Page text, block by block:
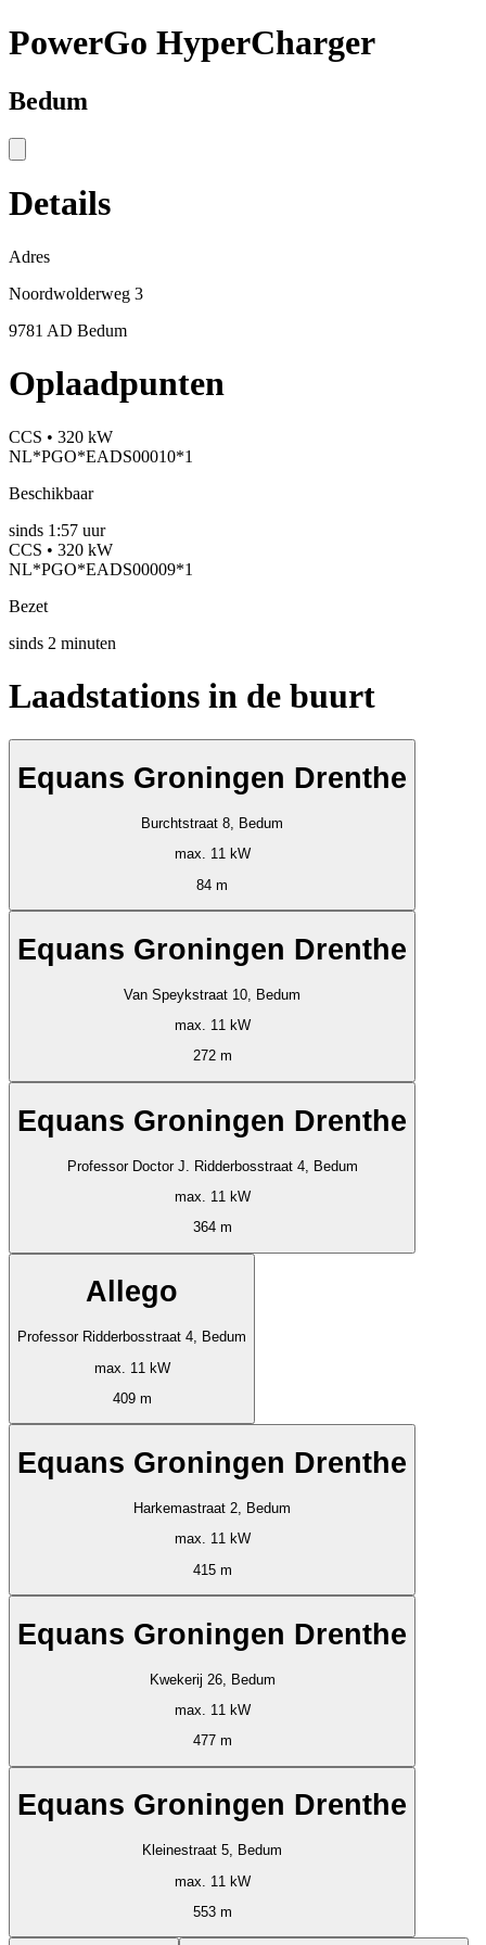
PowerGo HyperCharger
Bedum
Details
Adres
Noordwolderweg 3
9781 AD Bedum
Oplaadpunten
CCS • 320 kW
NL*PGO*EADS00010*1
Beschikbaar
sinds 1:57 uur
CCS • 320 kW
NL*PGO*EADS00009*1
Bezet
sinds 2 minuten
Laadstations in de buurt
Equans Groningen Drenthe
Burchtstraat 8, Bedum
max. 11 kW
84 m
Equans Groningen Drenthe
Van Speykstraat 10, Bedum
max. 11 kW
272 m
Equans Groningen Drenthe
Professor Doctor J. Ridderbosstraat 4, Bedum
max. 11 kW
364 m
Allego
Professor Ridderbosstraat 4, Bedum
max. 11 kW
409 m
Equans Groningen Drenthe
Harkemastraat 2, Bedum
max. 11 kW
415 m
Equans Groningen Drenthe
Kwekerij 26, Bedum
max. 11 kW
477 m
Equans Groningen Drenthe
Kleinestraat 5, Bedum
max. 11 kW
553 m